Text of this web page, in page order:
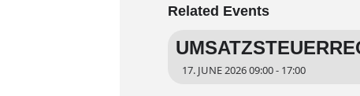
Related Events
17. JUNE 2026 09:00 - 17:00